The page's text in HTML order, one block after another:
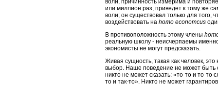
или миллион раз, приведет к тому же
воли; он существовал только для
воздействовать на homo economcus
В противоположность этому члены
реальную школу - неисчерпаемы
экономисты не могут предсказать.
Живая сущность, такая как человек,
выбор. Наше поведение не может быть
никто не может сказать: «то-то и то-
то и так-то». Никто не может